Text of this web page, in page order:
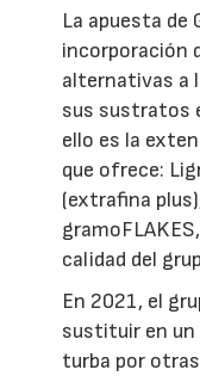
La apuesta de
incorporación
alternativas a
sus sustratos
ello es la
que ofrece:
(extrafina
calidad del
En 2021, el
sustituir en un
turba por